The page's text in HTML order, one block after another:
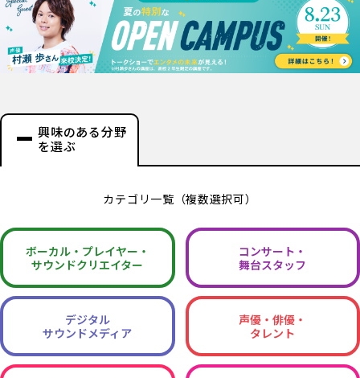
興味のある分野
を選ぶ
カテゴリ一覧（複数選択可）
ボーカル・ プレイヤー・
サウンドクリエイター
コンサート・
舞台スタッフ
デジタル
サウンドメディア
声優・俳優・
タレント